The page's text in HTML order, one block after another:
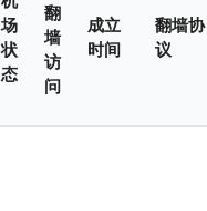
场
状
态
翻
墙
访
问
成立
时间
翻墙协
议